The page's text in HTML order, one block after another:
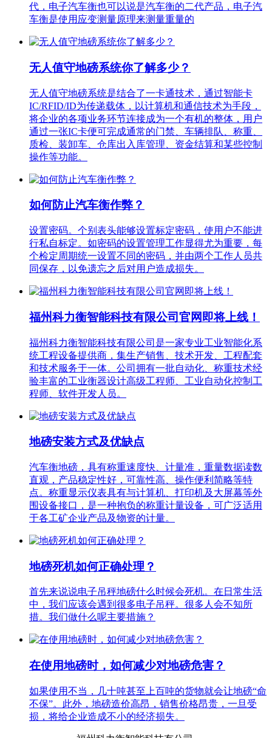
代，电子汽车衡也可以说是汽车衡的二代产品，电子汽
车衡是使用应变测量原理来测量重量的
无人值守地磅系统你了解多少？
无人值守地磅系统是结合了一卡通技术，通过智能卡
IC/RFID/ID为传递载体，以计算机和通信技术为手段，
将企业的各项业务环节连接成为一个有机的整体，用户
通过一张IC卡便可完成通常的门禁、车辆排队、称重、
质检、装卸车、仓库出入库管理、资金结算和某些控制
操作等功能。
如何防止汽车衡作弊？
设置密码。个别表头能够设置标定密码，使用户不能进
行私自标定。如密码的设置管理工作显得尤为重要，每
个检定周期统一设置不同的密码，并由两个工作人员共
同保存，以免遗忘之后对用户造成损失。
福州科力衡智能科技有限公司官网即将上线！
福州科力衡智能科技有限公司是一家专业工业智能化系
统工程设备提供商，集生产销售、技术开发、工程配套
和技术服务于一体。公司拥有一批自动化、称重技术经
验丰富的工业衡器设计高级工程师、工业自动化控制工
程师、软件开发人员。
地磅安装方式及优缺点
汽车衡地磅，具有称重速度快、计量准，重量数据读数
直观，产品稳定性好，可靠性高、操作便利简略等特
点。称重显示仪表具有与计算机、打印机及大屏幕等外
围设备接口，是一种抱负的称重计量设备，可广泛适用
于各工矿企业产品及物资的计量。
地磅死机如何正确处理？
首先来说说电子吊秤地磅什么时候会死机。在日常生活
中，我们应该会遇到很多电子吊秤。很多人会不知所
措。我们做什么呢主要措施？
在使用地磅时，如何减少对地磅危害？
如果使用不当，几十吨甚至上百吨的货物就会让地磅“命
不保”。此外，地磅造价高昂，销售价格昂贵，一旦受
损，将给企业造成不小的经济损失。